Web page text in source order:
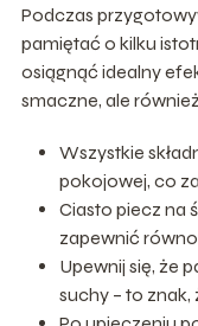
Podczas
pamiętać o kilku
osiągnąć idealny
smaczne, ale
Wszystkie
pokojowej, co
Ciasto piecz na
zapewnić
Upewnij się, że
suchy – to